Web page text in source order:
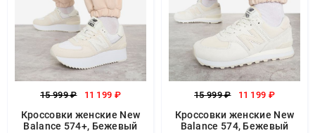
15 999 ₽ 11 199 ₽
Кроссовки женские New
Balance 574+, Бежевый
15 999 ₽ 11 199 ₽
Кроссовки женские New
Balance 574, Бежевый